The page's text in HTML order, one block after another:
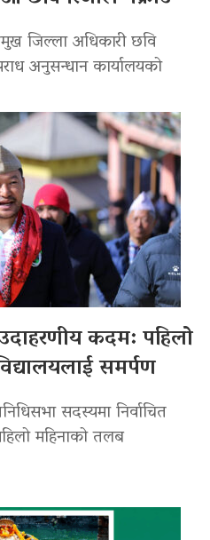
जिल्ला अधिकारी छवि
अनुसन्धान कार्यालयको
कदम: पहिलो
समर्पण
सदस्यमा निर्वाचित
महिनाको तलब